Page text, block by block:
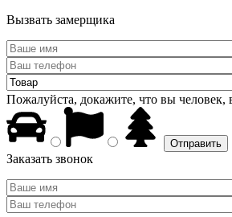
Вызвать замерщика
Пожалуйста, докажите, что вы человек,
Заказать звонок